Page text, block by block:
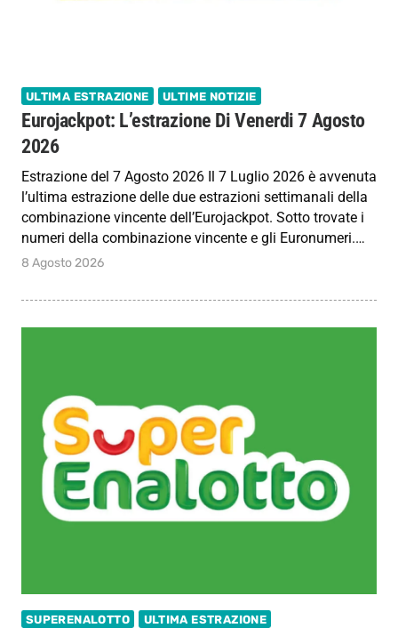
ULTIMA ESTRAZIONE ULTIME NOTIZIE
Eurojackpot: L’estrazione Di Venerdi 7 Agosto
2026
Estrazione del 7 Agosto 2026 Il 7 Luglio 2026 è avvenuta
l’ultima estrazione delle due estrazioni settimanali della
combinazione vincente dell’Eurojackpot. Sotto trovate i
numeri della combinazione vincente e gli Euronumeri.…
8 Agosto 2026
SUPERENALOTTO ULTIMA ESTRAZIONE